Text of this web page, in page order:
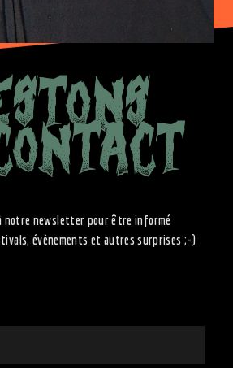
notre newsletter pour être informé
évènements et autres surprises ;-)